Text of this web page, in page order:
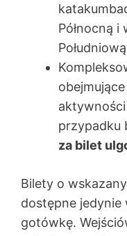
Północną i
przypadku
za bilet
Bilety o
dostępne jedynie
gotówkę.